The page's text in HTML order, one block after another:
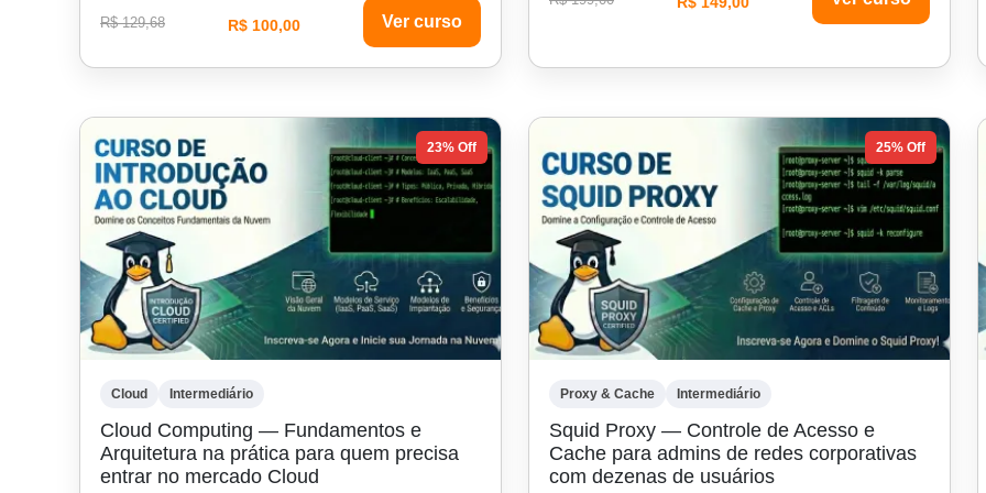
R$ 129,68 R$ 100,00 Ver curso
23% Off
Cloud Intermediário
Cloud Computing — Fundamentos e
Arquitetura na prática para quem precisa
entrar no mercado Cloud
25% Off
Proxy & Cache Intermediário
Squid Proxy — Controle de Acesso e
Cache para admins de redes corporativas
com dezenas de usuários